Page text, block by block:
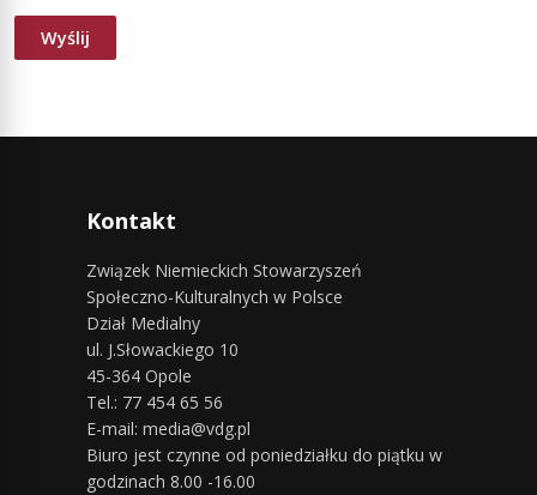
Kontakt
Związek Niemieckich Stowarzyszeń
Społeczno-Kulturalnych w Polsce
Dział Medialny
ul. J.Słowackiego 10
45-364 Opole
Tel.: 77 454 65 56
E-mail: media@vdg.pl
Biuro jest czynne od poniedziałku do piątku w
godzinach 8.00 -16.00